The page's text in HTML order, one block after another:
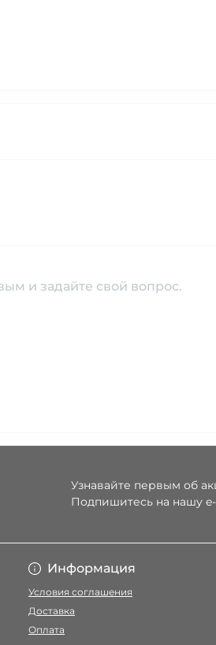
и задайте свой вопрос.
Узнавайте первым об
Подпишитесь на нашу
Информация
Условия соглашения
Доставка
Оплата